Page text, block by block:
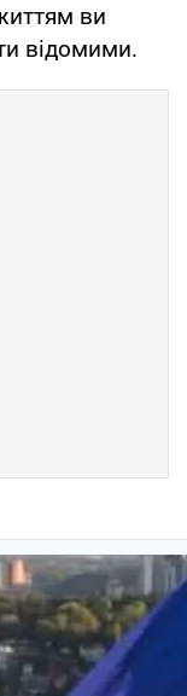
ви
відомими.